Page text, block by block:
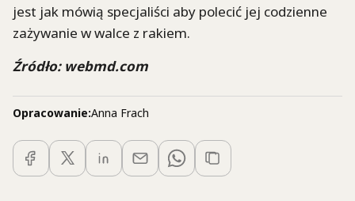
jest jak mówią specjaliści aby polecić jej codzienne
zażywanie w walce z rakiem.
Źródło: webmd.com
Opracowanie:Anna Frach